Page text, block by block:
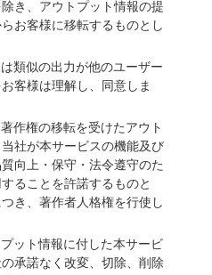
き、アウトプット情報の提
お客様に移転するものとし
類似の出力が他のユーザー
客様は理解し、同意しま
作権の移転を受けたアウト
社が本サービスの機能及び
向上・保守・法令遵守のた
ることを許諾するものと
き、著作者人格権を行使し
ット情報に付した本サービ
承諾なく改変、切除、削除